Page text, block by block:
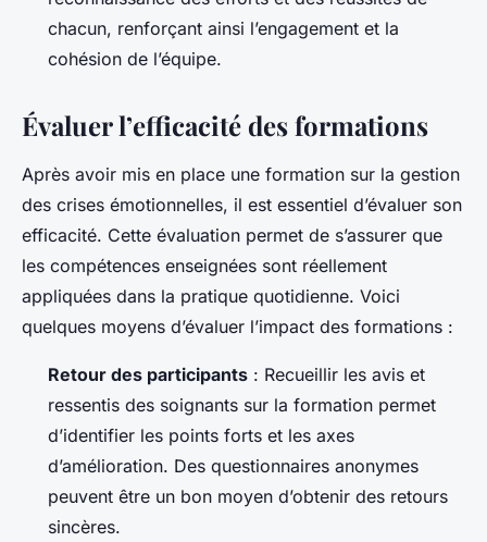
chacun, renforçant ainsi l’engagement et la
cohésion de l’équipe.
Évaluer l’efficacité des formations
Après avoir mis en place une formation sur la gestion
des crises émotionnelles, il est essentiel d’évaluer son
efficacité. Cette évaluation permet de s’assurer que
les compétences enseignées sont réellement
appliquées dans la pratique quotidienne. Voici
quelques moyens d’évaluer l’impact des formations :
Retour des participants : Recueillir les avis et
ressentis des soignants sur la formation permet
d’identifier les points forts et les axes
d’amélioration. Des questionnaires anonymes
peuvent être un bon moyen d’obtenir des retours
sincères.